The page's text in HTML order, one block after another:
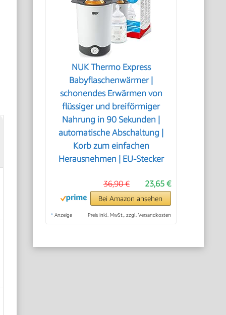
NUK Thermo Express
Babyflaschenwärmer |
schonendes Erwärmen von
flüssiger und breiförmiger
Nahrung in 90 Sekunden |
automatische Abschaltung |
Korb zum einfachen
Herausnehmen | EU-Stecker
23,65 €
36,90 €
Bei Amazon ansehen
* Anzeige Preis inkl. MwSt., zzgl. Versandkosten